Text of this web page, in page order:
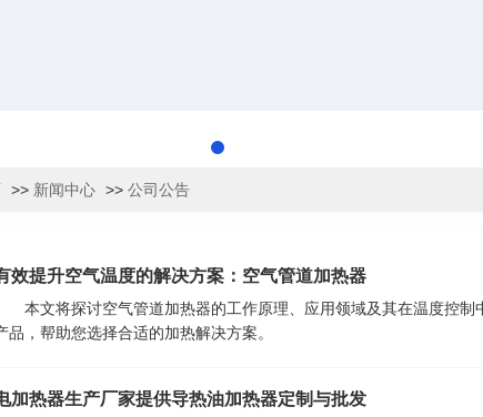
>> 新闻中心 >> 公司公告
效提升空气温度的解决方案：空气管道加热器
本文将探讨空气管道加热器的工作原理、应用领域及其在温度控
品，帮助您选择合适的加热解决方案。
加热器生产厂家提供导热油加热器定制与批发